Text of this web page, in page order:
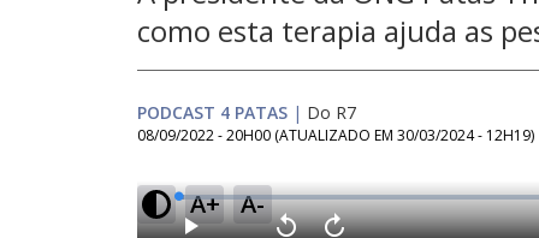
como esta terapia ajuda as
PODCAST 4 PATAS | Do R7
08/09/2022 - 20H00 (ATUALIZADO EM 30/03/2024 - 12H19)
A+ A-
L
o
a